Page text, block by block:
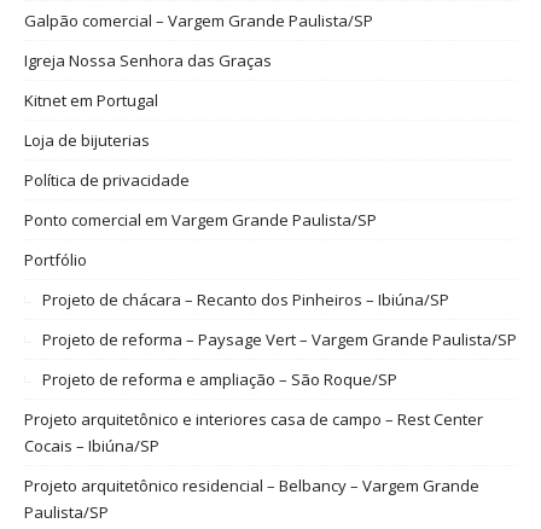
Galpão comercial – Vargem Grande Paulista/SP
Igreja Nossa Senhora das Graças
Kitnet em Portugal
Loja de bijuterias
Política de privacidade
Ponto comercial em Vargem Grande Paulista/SP
Portfólio
Projeto de chácara – Recanto dos Pinheiros – Ibiúna/SP
Projeto de reforma – Paysage Vert – Vargem Grande Paulista/SP
Projeto de reforma e ampliação – São Roque/SP
Projeto arquitetônico e interiores casa de campo – Rest Center
Cocais – Ibiúna/SP
Projeto arquitetônico residencial – Belbancy – Vargem Grande
Paulista/SP